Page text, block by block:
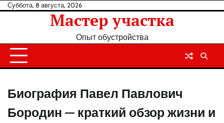
Перейти
Суббота, 8 августа, 2026
Мастер участка
Опыт обустройства
Биография Павел Павлович
Бородин — краткий обзор жизни и